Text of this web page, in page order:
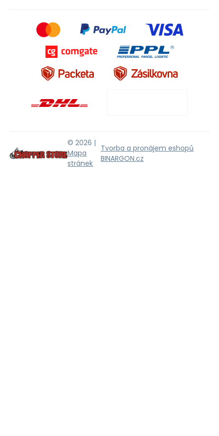
© 2026 |
Mapa
stránek
Tvorba a pronájem eshopů
BINARGON.cz